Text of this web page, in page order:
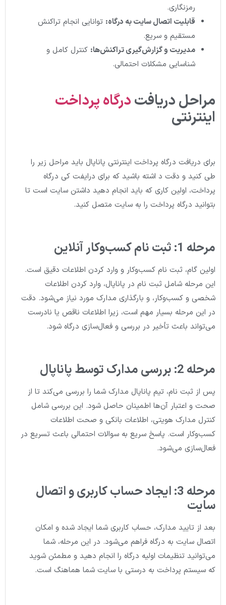
رمزنگاری.
قابلیت اتصال سایت به درگاه: توانایی انجام تراکنش
مستقیم و سریع.
مدیریت و گزارش‌گیری تراکنش‌ها: کنترل کامل و
شناسایی مشکلات احتمالی.
مراحل دریافتدرگاه پرداخت
اینترنتی
برای دریافت درگاه پرداخت اینترنتی پاناپال باید مراحل زیر را
طی کنید و دقت د اشته باشید که برای درایفت کی درگاه
پرداخت، اولین کاری که باید انجام دهید داشتن سایت است تا
بتوانید درگاه پرداخت را به سایت متصل کنید.
مرحله 1: ثبت نام کسب‌وکار آنلاین
اولین گام، ثبت نام کسب‌وکار و وارد کردن اطلاعات دقیق است.
این مرحله شامل ثبت نام در پاناپال، وارد کردن اطلاعات
شخصی و کسب‌وکار، و بارگذاری مدارک مورد نیاز می‌شود. دقت
در این مرحله بسیار مهم است، زیرا اطلاعات ناقص یا نادرست
می‌تواند باعث تأخیر در بررسی و فعال‌سازی درگاه شود.
مرحله 2: بررسی مدارک توسط پاناپال
پس از ثبت نام، تیم پاناپال مدارک شما را بررسی می‌کند تا از
صحت و اعتبار آن‌ها اطمینان حاصل شود. این بررسی شامل
کنترل مدارک هویتی، اطلاعات بانکی و صحت اطلاعات
کسب‌وکار است. پاسخ سریع به سوالات احتمالی باعث تسریع در
فعال‌سازی می‌شود.
مرحله 3: ایجاد حساب کاربری و اتصال
سایت
بعد از تایید مدارک، حساب کاربری شما ایجاد شده و امکان
اتصال سایت به درگاه فراهم می‌شود. در این مرحله، شما
می‌توانید تنظیمات اولیه درگاه را انجام دهید و مطمئن شوید
که سیستم پرداخت به درستی با سایت شما هماهنگ است.